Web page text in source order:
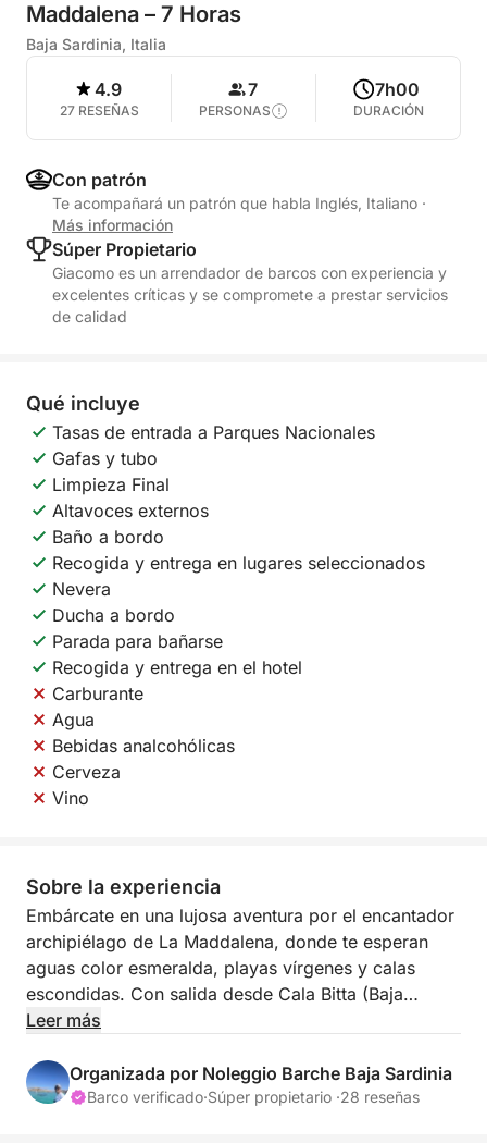
Maddalena – 7 Horas
Baja Sardinia, Italia
4.9
27 RESEÑAS
7
PERSONAS
7h00
DURACIÓN
Con patrón
Te acompañará un patrón que habla Inglés, Italiano ·
Más información
Súper Propietario
Giacomo es un arrendador de barcos con experiencia y
excelentes críticas y se compromete a prestar servicios
de calidad
Qué incluye
Tasas de entrada a Parques Nacionales
Gafas y tubo
Limpieza Final
Altavoces externos
Baño a bordo
Recogida y entrega en lugares seleccionados
Nevera
Ducha a bordo
Parada para bañarse
Recogida y entrega en el hotel
Carburante
Agua
Bebidas analcohólicas
Cerveza
Vino
Sobre la experiencia
Embárcate en una lujosa aventura por el encantador
archipiélago de La Maddalena, donde te esperan
aguas color esmeralda, playas vírgenes y calas
escondidas. Con salida desde Cala Bitta (Baja
Cerdeña), este crucero de 7 horas te promete un día
la dicha del Mediterráneo. Ideal para los amantes de
la naturaleza y el sol, este tour te acerca a las joyas
Leer más
Organizada por Noleggio Barche Baja Sardinia
Barco verificado·Súper propietario ·28 reseñas